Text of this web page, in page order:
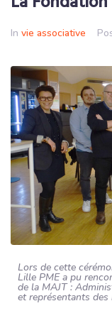
Dispositif Kiala
Association
Contact
Je suis résident
Demande de
In vie associative
Lors de cette
Lille PME a pu
de la MAJT :
et représentants des